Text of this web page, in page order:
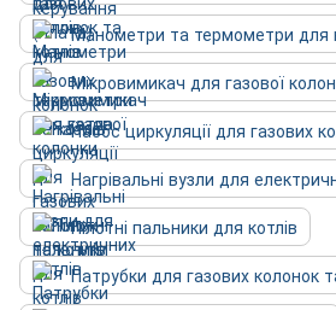
Манометри та термометри для
Мікровимикач для газової
Насос циркуляції для газових
Нагрівальні вузли для
Пілотні пальники для котлів
Патрубки для газових колонок